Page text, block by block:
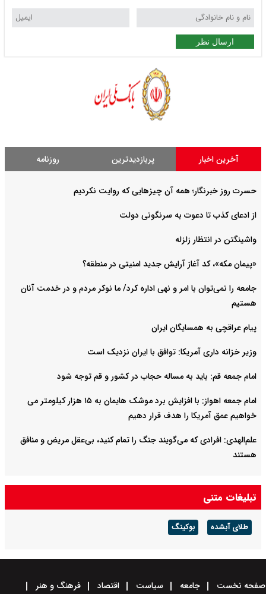
ارسال نظر
آخرین اخبار پربازدیدترین روزنامه
حسرت روز خبرنگار؛ همه آن چیزهایی که روایت نکردیم
از ادعای کذب تا دعوت به سرنگونی دولت
واشینگتن در انتظار زلزله
«پیمان مکه»، کد آغاز آرایش جدید امنیتی در منطقه؟
جامعه را نمی‌توان با امر و نهی اداره کرد/ ما نوکر مردم و در خدمت آنان
هستیم
پیام عراقچی به همسایگان ایران
وزیر خزانه داری آمریکا: توافق با ایران نزدیک است
امام جمعه قم: باید به مساله حجاب در کشور و قم توجه شود
امام‌ جمعه اهواز: با افزایش برد موشک هایمان به ۱۵ هزار کیلومتر می
خواهیم عمق آمریکا را هدف قرار دهیم
علم‌الهدی: افرادی که می‌گویند جنگ را تمام کنید، بی‌عقل مریض و منافق
هستند
تبلیغات متنی
طلای آبشده بوکینگ
صفحه نخست جامعه سیاست اقتصاد فرهنگ و هنر